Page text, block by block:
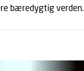
bæredygtig verden.